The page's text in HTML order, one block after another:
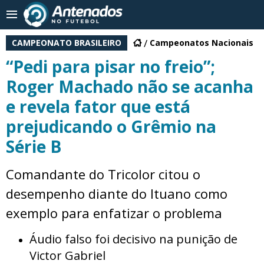
CAMPEONATO BRASILEIRO Campeonatos Nacionais
“Pedi para pisar no freio”;
Roger Machado não se acanha
e revela fator que está
prejudicando o Grêmio na
Série B
Comandante do Tricolor citou o
desempenho diante do Ituano como
exemplo para enfatizar o problema
Áudio falso foi decisivo na punição de
Victor Gabriel